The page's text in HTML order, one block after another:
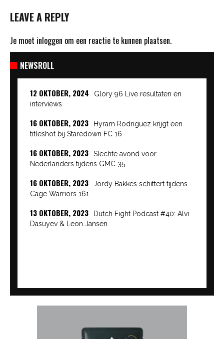
LEAVE A REPLY
Je moet inloggen om een reactie te kunnen plaatsen.
NEWSROLL
12 OKTOBER, 2024
Glory 96 Live resultaten en
interviews
16 OKTOBER, 2023
Hyram Rodriguez krijgt een
titleshot bij Staredown FC 16
16 OKTOBER, 2023
Slechte avond voor
Nederlanders tijdens GMC 35
16 OKTOBER, 2023
Jordy Bakkes schittert tijdens
Cage Warriors 161
13 OKTOBER, 2023
Dutch Fight Podcast #40: Alvi
Dasuyev & Leon Jansen